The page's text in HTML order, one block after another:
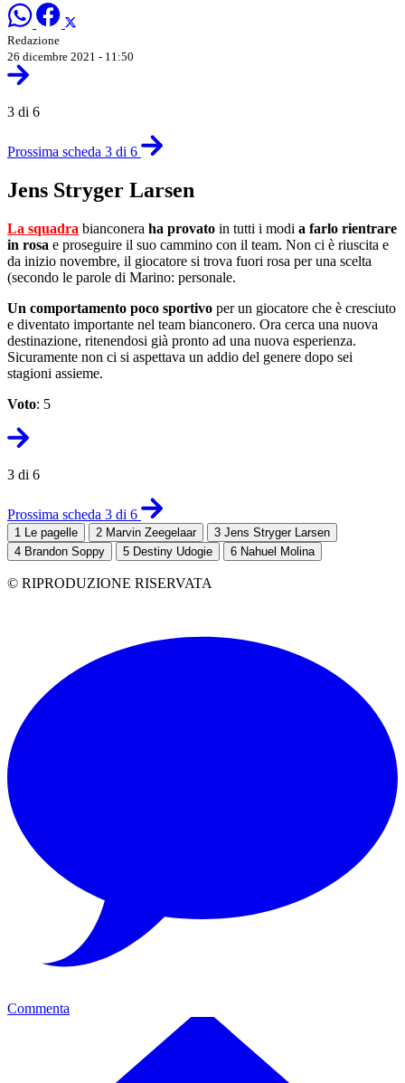
Redazione
26 dicembre 2021 - 11:50
3 di 6
Prossima scheda 3 di 6
Jens Stryger Larsen
La squadra bianconera ha provato in tutti i modi a farlo rientrare
in rosa e proseguire il suo cammino con il team. Non ci è riuscita e
da inizio novembre, il giocatore si trova fuori rosa per una scelta
(secondo le parole di Marino: personale.
Un comportamento poco sportivo per un giocatore che è cresciuto
e diventato importante nel team bianconero. Ora cerca una nuova
destinazione, ritenendosi già pronto ad una nuova esperienza.
Sicuramente non ci si aspettava un addio del genere dopo sei
stagioni assieme.
Voto: 5
3 di 6
Prossima scheda 3 di 6
1 Le pagelle 2 Marvin Zeegelaar 3 Jens Stryger Larsen
4 Brandon Soppy 5 Destiny Udogie 6 Nahuel Molina
© RIPRODUZIONE RISERVATA
Commenta